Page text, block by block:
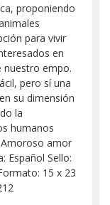
proponiendo
para vivir
en
nuestro empo.
pero sí una
su dimensión
la
humanos
amor
Español Sello:
15 x 23